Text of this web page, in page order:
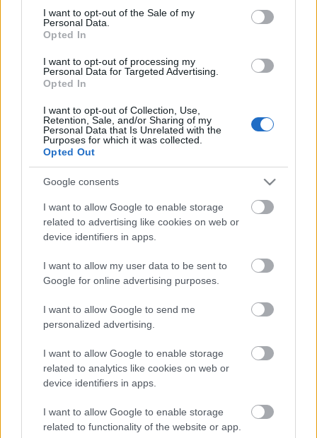
consent section.
I want to opt-out of the Sale of my
Personal Data.
Opted In
I want to opt-out of processing my
Personal Data for Targeted Advertising.
Opted In
I want to opt-out of Collection, Use,
Retention, Sale, and/or Sharing of my
Personal Data that Is Unrelated with the
Purposes for which it was collected.
Opted Out
Google consents
I want to allow Google to enable storage
related to advertising like cookies on web or
device identifiers in apps.
I want to allow my user data to be sent to
Google for online advertising purposes.
I want to allow Google to send me
personalized advertising.
I want to allow Google to enable storage
related to analytics like cookies on web or
device identifiers in apps.
I want to allow Google to enable storage
related to functionality of the website or app.
Σε ένα city break στη Ρώμη, υπάρχουν πολλά πράγματα να κάνετε και να
δείτε, να...
Food & Travel
και gelato μετά τα μεσάνυχτα
26 Απριλίου 2024, 10:10